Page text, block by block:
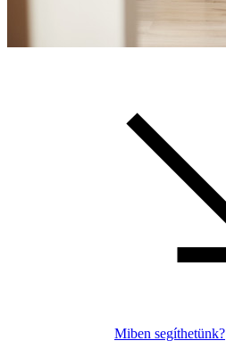
Miben segíthetünk?